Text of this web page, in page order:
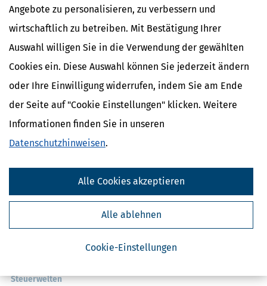
Angebote zu personalisieren, zu verbessern und
wirtschaftlich zu betreiben. Mit Bestätigung Ihrer
Auswahl willigen Sie in die Verwendung der gewählten
Cookies ein. Diese Auswahl können Sie jederzeit ändern
oder Ihre Einwilligung widerrufen, indem Sie am Ende
der Seite auf "Cookie Einstellungen" klicken. Weitere
Informationen finden Sie in unseren
Datenschutzhinweisen.
Cookie-Einstellungen
Alle ablehnen
Alle Cookies akzeptieren
Kostenlose Steuertipps & News
Steuertipps
Steuertipps Selbstständige
Geldtipps
Ja, ich möchte die kostenlosen Newsletter
Datenschutzhinweisehabe ich gelesen.
Abbestellung des Newsletters widerrufen.
Steuerwelten